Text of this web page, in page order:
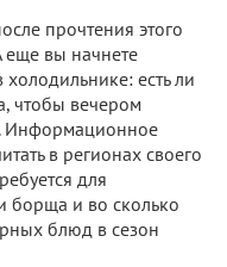
прочтения этого
еще вы начнете
есть ли
чтобы вечером
Информационное
в регионах своего
для
борща и во сколько
блюд в сезон